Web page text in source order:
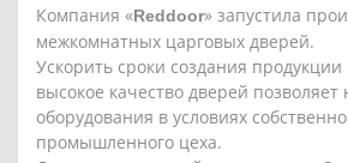
Компания «Reddoor» запустила
межкомнатных царговых дверей.
Ускорить сроки создания продукции
высокое качество дверей
оборудования в условиях
промышленного цеха.